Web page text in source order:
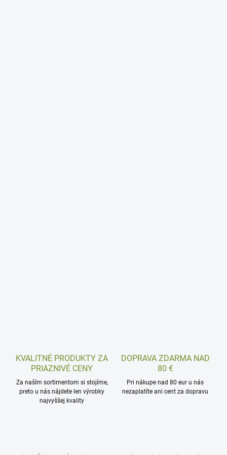
KVALITNÉ PRODUKTY ZA
PRIAZNIVÉ CENY
Za naším sortimentom si stojíme,
preto u nás nájdete len výrobky
najvyššej kvality
DOPRAVA ZDARMA NAD
80 €
Pri nákupe nad 80 eur u nás
nezaplatíte ani cent za dopravu